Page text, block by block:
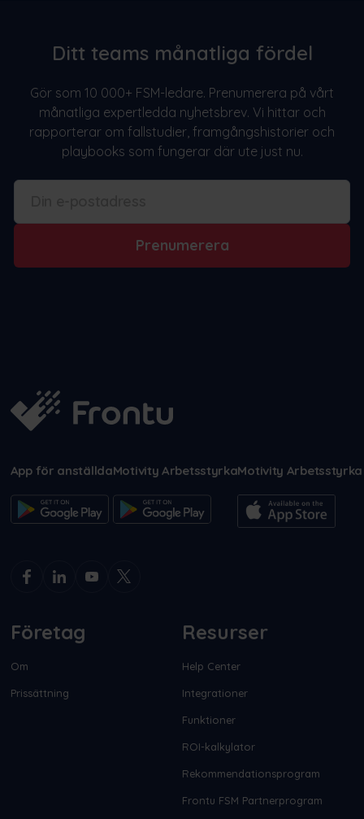
Ditt teams månatliga fördel
Gör som 10 000+ FSM-ledare. Prenumerera på vårt
månatliga expertledda nyhetsbrev. Vi hittar och
rapporterar om fallstudier, framgångshistorier och
playbooks som fungerar där ute just nu.
Prenumerera
App för anställdaMotivity ArbetsstyrkaMotivity Arbetsstyrka
Företag
Om
Prissättning
Resurser
Help Center
Integrationer
Funktioner
ROI-kalkylator
Rekommendationsprogram
Frontu FSM Partnerprogram